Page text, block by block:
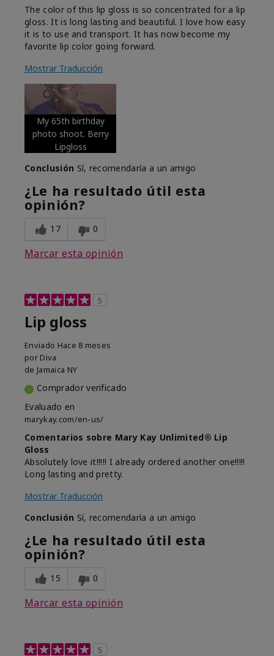
The color of this lip gloss is so concentrated for a lip
gloss. It is long lasting and beautiful. I love how easy
it is to use and transport. It has now become my
favorite lip color going forward.
Mostrar Traducción
My 65th birthday
photo shoot. Berry
Lipgloss
Conclusión Sí, recomendaría a un amigo
¿Le ha resultado útil esta
opinión?
17 0
Marcar esta opinión
5
Lip gloss
Enviado Hace 8 meses
por Diva
de Jamaica NY
Comprador verificado
Evaluado en
marykay.com/en-us/
Comentarios sobre Mary Kay Unlimited® Lip
Gloss
Absolutely love it!!!!! I already ordered another one!!!!!
Long lasting and pretty.
Mostrar Traducción
Conclusión Sí, recomendaría a un amigo
¿Le ha resultado útil esta
opinión?
15 0
Marcar esta opinión
5